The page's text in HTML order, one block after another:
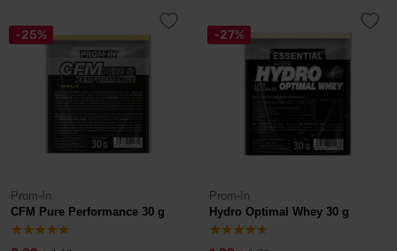
-25%
Prom-In
CFM Pure Performance 30 g
-27%
Prom-In
Hydro Optimal Whey 30 g